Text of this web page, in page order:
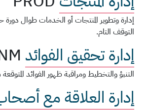
إدارة وتطوير المنتجات أو الخدمات طوال دورة
التوقف التام.
إدارة تحقيق الفوائد
التنبؤ والتخطيط ومراقبة ظهور الفوائد
إدارة العلاقة مع